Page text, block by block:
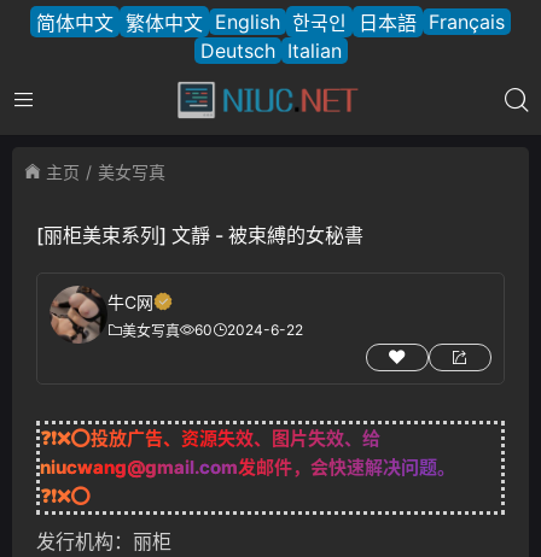
简体中文 繁体中文 English 한국인 日本語 Français
Deutsch Italian
主页 美女写真
[丽柜美束系列] 文靜 - 被束縛的女秘書
牛C网
美女写真 60 2024-6-22
❓❗❌⭕投放广告、资源失效、图片失效、给
niucwang@gmail.com发邮件，会快速解决问题。
❓❗❌⭕
发行机构：丽柜